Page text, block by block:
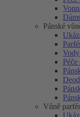
Pánské
Vůně